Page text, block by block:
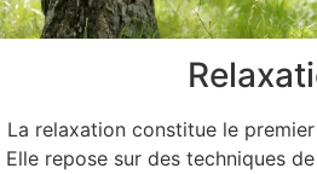
La relaxation constitue le
Elle repose sur des techniques